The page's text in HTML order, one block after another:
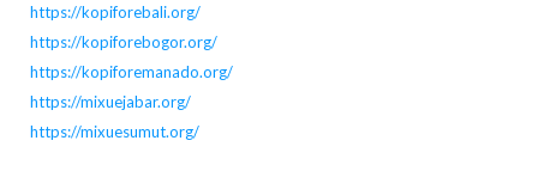
https://kopiforebali.org/
https://kopiforebogor.org/
https://kopiforemanado.org/
https://mixuejabar.org/
https://mixuesumut.org/